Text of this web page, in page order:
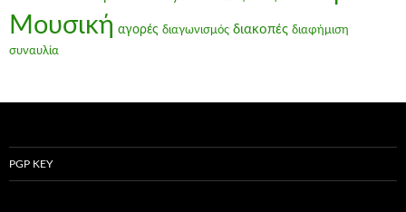
Μουσική αγορές διαγωνισμός διακοπές διαφήμιση
συναυλία
PGP KEY